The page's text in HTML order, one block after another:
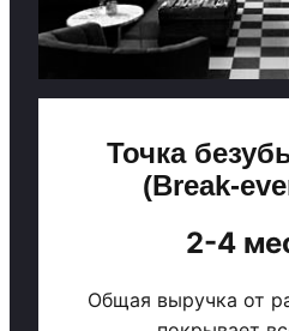
Точка
(Break-
2-4
Общая выручка от